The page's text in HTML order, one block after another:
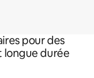
pour des
longue durée